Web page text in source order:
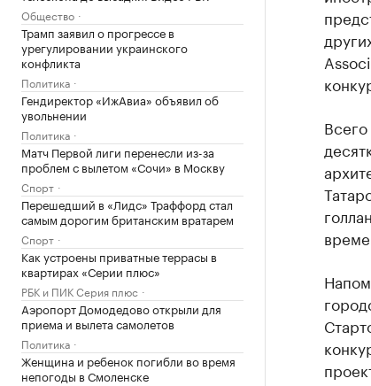
Общество
Трамп заявил о прогрессе в
урегулировании украинского
конфликта
Политика
Гендиректор «ИжАвиа» объявил об
увольнении
Политика
Матч Первой лиги перенесли из-за
проблем с вылетом «Сочи» в Москву
Спорт
Перешедший в «Лидс» Траффорд стал
самым дорогим британским вратарем
Спорт
Как устроены приватные террасы в
квартирах «Серии плюс»
РБК и ПИК Серия плюс
Аэропорт Домодедово открыли для
приема и вылета самолетов
Политика
Женщина и ребенок погибли во время
непогоды в Смоленске